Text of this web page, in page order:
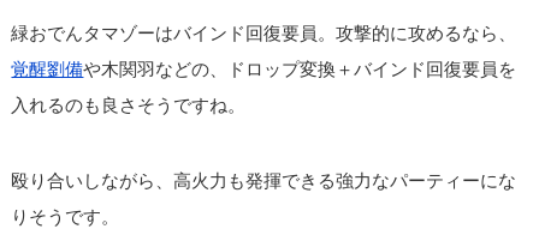
緑おでんタマゾーはバインド回復要員。攻撃的に攻めるなら、
覚醒劉備や木関羽などの、ドロップ変換＋バインド回復要員を
入れるのも良さそうですね。
殴り合いしながら、高火力も発揮できる強力なパーティーにな
りそうです。